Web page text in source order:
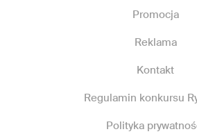
Promocja
Reklama
Kontakt
Regulamin konkursu
Polityka